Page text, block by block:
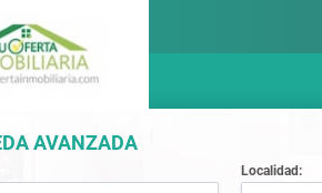
AVANZADA
Localidad: